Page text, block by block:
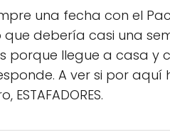
una fecha con el
debería casi una
porque llegue a casa
A ver si por